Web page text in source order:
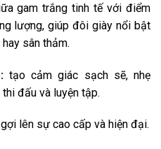
gam trắng tinh tế với điểm
lượng, giúp đôi giày nổi bật
sân thảm.
tạo cảm giác sạch sẽ, nhẹ
đấu và luyện tập.
lên sự cao cấp và hiện đại.